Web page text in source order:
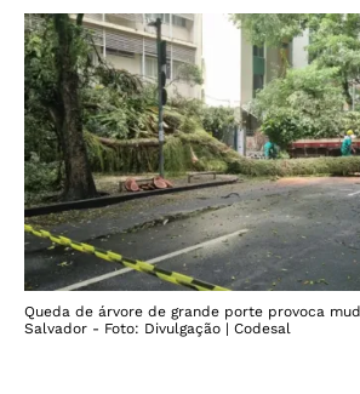
Queda de árvore de grande porte provoca
Salvador - Foto: Divulgação | Codesal